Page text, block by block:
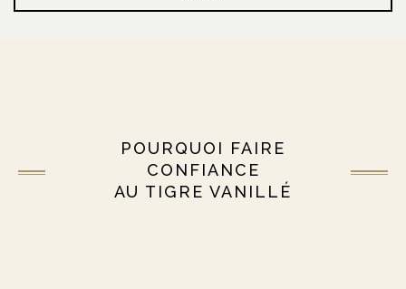
POURQUOI FAIRE
CONFIANCE
AU TIGRE VANILLÉ